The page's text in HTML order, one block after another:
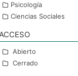
Psicología
Ciencias Sociales
Abierto
Cerrado